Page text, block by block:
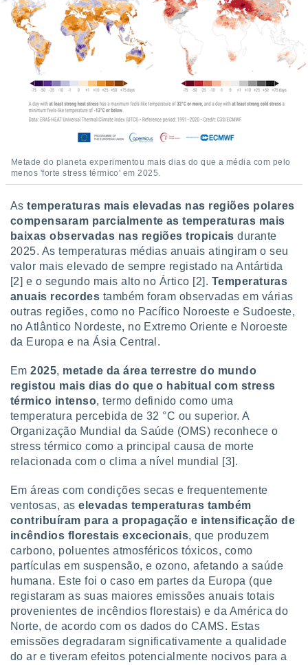
Metade do planeta experimentou mais dias do que a média com pelo
menos 'forte stress térmico' em 2025.
Astemperaturas mais elevadas nas regiões polares
compensaram parcialmente as temperaturas mais
baixas observadas nas regiões tropicais durante
2025. As temperaturas médias anuais atingiram o seu
valor mais elevado de sempre registado na Antártida
[2] e o segundo mais alto no Ártico [2]. Temperaturas
anuais recordes também foram observadas em várias
outras regiões, como no Pacífico Noroeste e Sudoeste,
no Atlântico Nordeste, no Extremo Oriente e Noroeste
da Europa e na Ásia Central.
Em2025, metade da área terrestre do mundo
registou mais dias do que o habitual com stress
térmico intenso, termo definido como uma
temperatura percebida de 32 °C ou superior. A
Organização Mundial da Saúde (OMS) reconhece o
stress térmico como a principal causa de morte
relacionada com o clima a nível mundial [3].
Em áreas com condições secas e frequentemente
ventosas, aselevadas temperaturas também
contribuíram para a propagação e intensificação de
incêndios florestais excecionais, que produzem
carbono, poluentes atmosféricos tóxicos, como
partículas em suspensão, e ozono, afetando a saúde
humana. Este foi o caso em partes da Europa (que
registaram as suas maiores emissões anuais totais
provenientes de incêndios florestais) e da América do
Norte, de acordo com os dados do CAMS. Estas
emissões degradaram significativamente a qualidade
do ar e tiveram efeitos potencialmente nocivos para a